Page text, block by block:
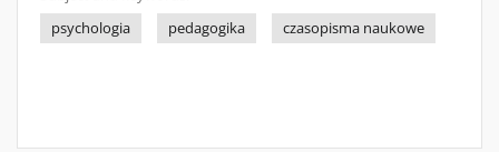
psychologia
pedagogika czasopisma naukowe